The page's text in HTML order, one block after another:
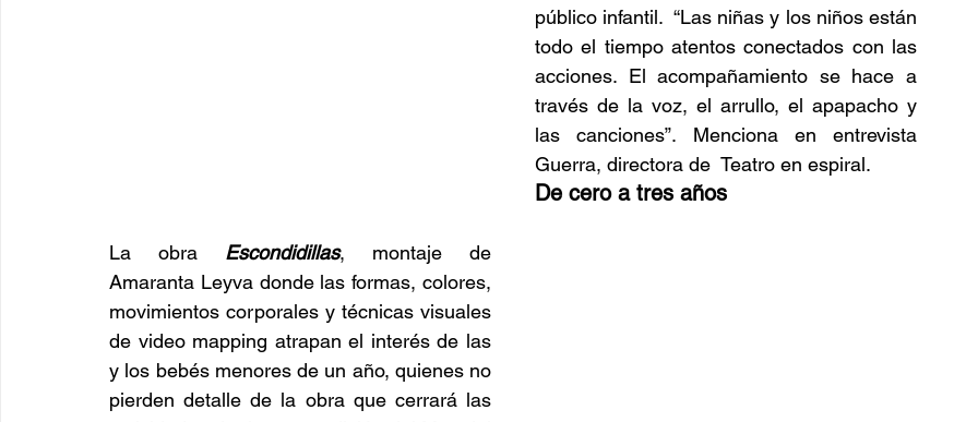
público infantil.  “Las niñas y los niños están
todo el tiempo atentos conectados con las
acciones. El acompañamiento se hace a
través de la voz, el arrullo, el apapacho y
las canciones”. Menciona en entrevista
Guerra, directora de  Teatro en espiral.
De cero a tres años
La obra Escondidillas, montaje de
Amaranta Leyva donde las formas, colores,
movimientos corporales y técnicas visuales
de video mapping atrapan el interés de las
y los bebés menores de un año, quienes no
pierden detalle de la obra que cerrará las